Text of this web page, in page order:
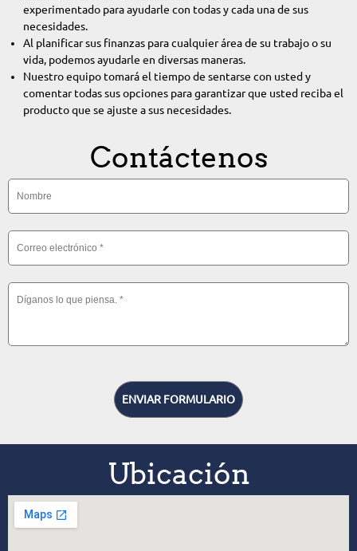
experimentado para ayudarle con todas y cada una de sus
necesidades.
Al planificar sus finanzas para cualquier área de su trabajo o su
vida, podemos ayudarle en diversas maneras.
Nuestro equipo tomará el tiempo de sentarse con usted y
comentar todas sus opciones para garantizar que usted reciba el
producto que se ajuste a sus necesidades.
Contáctenos
ENVIAR FORMULARIO
Ubicación